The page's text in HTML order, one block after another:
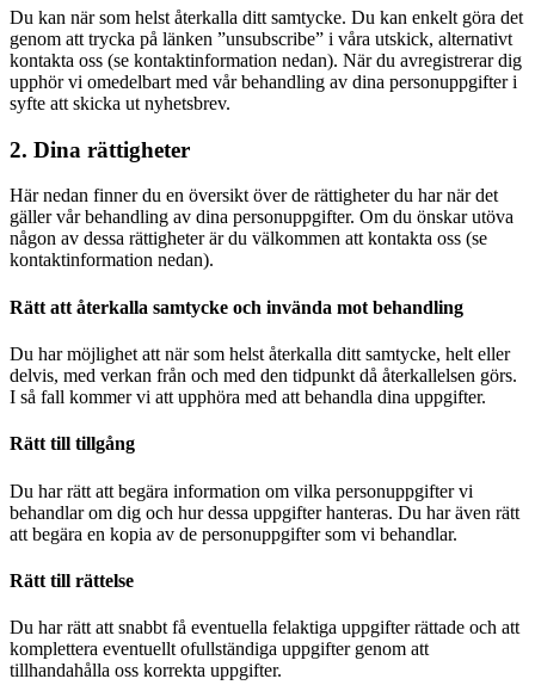
Du kan när som helst återkalla ditt samtycke. Du kan enkelt göra det
genom att trycka på länken ”unsubscribe” i våra utskick, alternativt
kontakta oss (se kontaktinformation nedan). När du avregistrerar dig
upphör vi omedelbart med vår behandling av dina personuppgifter i
syfte att skicka ut nyhetsbrev.
2. Dina rättigheter
Här nedan finner du en översikt över de rättigheter du har när det
gäller vår behandling av dina personuppgifter. Om du önskar utöva
någon av dessa rättigheter är du välkommen att kontakta oss (se
kontaktinformation nedan).
Rätt att återkalla samtycke och invända mot behandling
Du har möjlighet att när som helst återkalla ditt samtycke, helt eller
delvis, med verkan från och med den tidpunkt då återkallelsen görs.
I så fall kommer vi att upphöra med att behandla dina uppgifter.
Rätt till tillgång
Du har rätt att begära information om vilka personuppgifter vi
behandlar om dig och hur dessa uppgifter hanteras. Du har även rätt
att begära en kopia av de personuppgifter som vi behandlar.
Rätt till rättelse
Du har rätt att snabbt få eventuella felaktiga uppgifter rättade och att
komplettera eventuellt ofullständiga uppgifter genom att
tillhandahålla oss korrekta uppgifter.